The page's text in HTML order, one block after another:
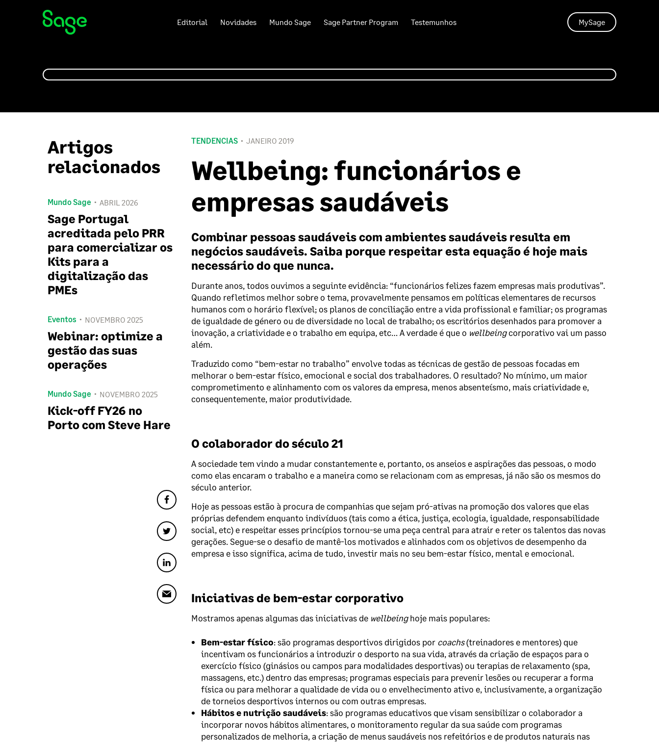
Editorial Novidades Mundo Sage Sage Partner Program Testemunhos MySage
TENDENCIAS JANEIRO 2019
Wellbeing: funcionários e
empresas saudáveis
Combinar pessoas saudáveis ​​com ambientes saudáveis ​​resulta em
negócios saudáveis. Saiba porque respeitar esta equação é hoje mais
necessário do que nunca.
Durante anos, todos ouvimos a seguinte evidência: “funcionários felizes fazem empresas mais produtivas”.
Quando refletimos melhor sobre o tema, provavelmente pensamos em políticas elementares de recursos
humanos com o horário flexível; os planos de conciliação entre a vida profissional e familiar; os programas
de igualdade de género ou de diversidade no local de trabalho; os escritórios desenhados para promover a
inovação, a criatividade e o trabalho em equipa, etc… A verdade é que o wellbeingcorporativo vai um passo
além.
Traduzido como “bem-estar no trabalho” envolve todas as técnicas de gestão de pessoas focadas em
melhorar o bem-estar físico, emocional e social dos trabalhadores. O resultado? No mínimo, um maior
comprometimento e alinhamento com os valores da empresa, menos absenteísmo, mais criatividade e,
consequentemente, maior produtividade.
O colaborador do século 21
A sociedade tem vindo a mudar constantemente e, portanto, os anseios e aspirações das pessoas, o modo
como elas encaram o trabalho e a maneira como se relacionam com as empresas, já não são os mesmos do
século anterior.
Hoje as pessoas estão à procura de companhias que sejam pró-ativas na promoção dos valores que elas
próprias defendem enquanto indivíduos (tais como a ética, justiça, ecologia, igualdade, responsabilidade
social, etc) e respeitar esses princípios tornou-se uma peça central para atrair e reter os talentos das novas
gerações. Segue-se o desafio de mantê-los motivados e alinhados com os objetivos de desempenho da
empresa e isso significa, acima de tudo, investir mais no seu bem-estar físico, mental e emocional.
Iniciativas de bem-estar corporativo
Mostramos apenas algumas das iniciativas de wellbeinghoje mais populares:
Bem-estar físico: são programas desportivos dirigidos por coachs(treinadores e mentores) que
incentivam os funcionários a introduzir o desporto na sua vida, através da criação de espaços para o
exercício físico (ginásios ou campos para modalidades desportivas) ou terapias de relaxamento (spa,
massagens, etc.) dentro das empresas; programas especiais para prevenir lesões ou recuperar a forma
física ou para melhorar a qualidade de vida ou o envelhecimento ativo e, inclusivamente, a organização
de torneios desportivos internos ou com outras empresas.
Hábitos e nutrição saudáveis: são programas educativos que visam sensibilizar o colaborador a
incorporar novos hábitos alimentares, o monitoramento regular da sua saúde com programas
personalizados de melhoria, a criação de menus saudáveis ​​nos refeitórios e de produtos naturais nas
Artigos
relacionados
Mundo Sage ABRIL 2026
Sage Portugal
acreditada pelo PRR
para comercializar os
Kits para a
digitalização das
PMEs
Eventos NOVEMBRO 2025
Webinar: optimize a
gestão das suas
operações
Mundo Sage NOVEMBRO 2025
Kick-off FY26 no
Porto com Steve Hare